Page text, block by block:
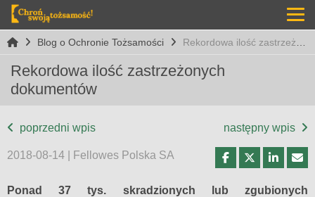
Blog o Ochronie Tożsamości Rekordowa ilość zastrzeżonych dokumentów
Rekordowa ilość zastrzeżonych
dokumentów
poprzedni wpis następny wpis
2018-08-14 | Fellowes Polska SA
Ponad 37 tys. skradzionych lub zgubionych